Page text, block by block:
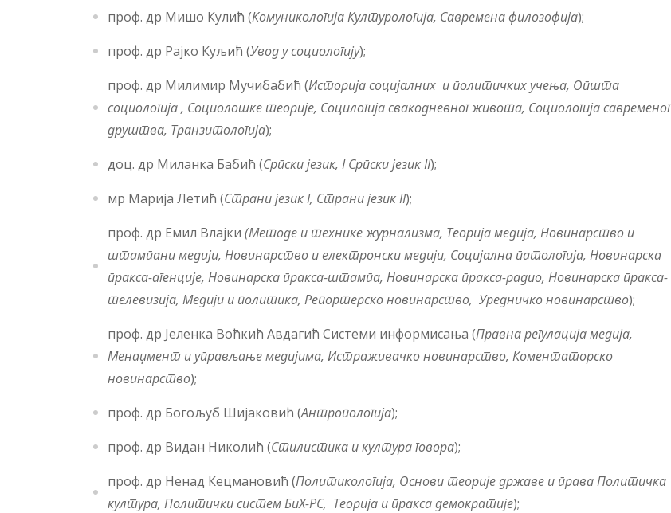
проф. др Мишо Кулић (Комуникологија Културологија, Савремена филозофија);
проф. др Рајко Куљић (Увод у социологију);
проф. др Милимир Мучибабић (Историја социјалних и политичких учења, Општа
социологија , Социолошке теорије, Социлогија свакодневног живота, Социологија савременог
друштва, Транзитологија);
доц. др Миланка Бабић (Српски језик, IСрпски језик II);
мр Марија Летић (Страни језикI, Страни језик II);
проф. др Емил Влајки (Методе и технике журнализма, Теорија медија, Новинарство и
штампани медији, Новинарство и електронски медији, Социјална патологија, Новинарска
пракса-агенције, Новинарска пракса-штампа, Новинарска пракса-радио, Новинарска пракса-
телевизија, Медији и политика, Репортерско новинарство, Уредничко новинарство);
проф. др Јеленка Воћкић Авдагић Системи информисања (Правна регулација медија,
Менаџмент и управљање медијима, Истраживачко новинарство, Коментаторско
новинарство);
проф. др Богољуб Шијаковић (Антропoлогија);
проф. др Видан Николић (Стилистика и култура говора);
проф. др Ненад Кецмановић (Политикологија, Основи теорије државе и права Политичка
култура, Политички систем БиХ-РС, Теорија и пракса демократије);